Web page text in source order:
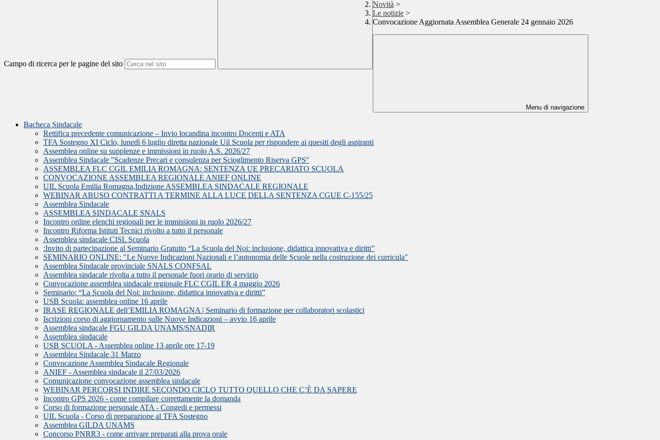
Campo di ricerca per le pagine del sito
Novità >
Le notizie >
Convocazione Aggiornata Assemblea Generale 24 gennaio 2026
Menu di navigazione
Bacheca Sindacale
Rettifica precedente comunicazione – Invio locandina incontro Docenti e ATA
TFA Sostegno XI Ciclo, lunedì 6 luglio diretta nazionale Uil Scuola per rispondere ai quesiti degli aspiranti
Assemblea online su supplenze e immissioni in ruolo A.S. 2026/27
Assemblea Sindacale "Scadenze Precari e consulenza per Scioglimento Riserva GPS"
ASSEMBLEA FLC CGIL EMILIA ROMAGNA: SENTENZA UE PRECARIATO SCUOLA
CONVOCAZIONE ASSEMBLEA REGIONALE ANIEF ONLINE
UIL Scuola Emilia Romagna,Indizione ASSEMBLEA SINDACALE REGIONALE
WEBINAR ABUSO CONTRATTI A TERMINE ALLA LUCE DELLA SENTENZA CGUE C‑155/25
Assemblea Sindacale
ASSEMBLEA SINDACALE SNALS
Incontro online elenchi regionali per le immissioni in ruolo 2026/27
Incontro Riforma Istituti Tecnici rivolto a tutto il personale
Assemblea sindacale CISL Scuola
:Invito di partecipazione al Seminario Gratuito “La Scuola del Noi: inclusione, didattica innovativa e diritti”
SEMINARIO ONLINE: "Le Nuove Indicazioni Nazionali e l’autonomia delle Scuole nella costruzione dei curricula"
Assemblea Sindacale provinciale SNALS CONFSAL
Assemblea sindacale rivolta a tutto il personale fuori orario di servizio
Convocazione assemblea sindacale regionale FLC CGIL ER 4 maggio 2026
Seminario: “La Scuola del Noi: inclusione, didattica innovativa e diritti”
USB Scuola: assemblea online 16 aprile
IRASE REGIONALE dell’EMILIA ROMAGNA | Seminario di formazione per collaboratori scolastici
Iscrizioni corso di aggiornamento sulle Nuove Indicazioni – avvio 16 aprile
Assemblea sindacale FGU GILDA UNAMS/SNADIR
Assemblea sindacale
USB SCUOLA - Assemblea online 13 aprile ore 17-19
Assemblea Sindacale 31 Marzo
Convocazione Assemblea Sindacale Regionale
ANIEF - Assemblea sindacale il 27/03/2026
Comunicazione convocazione assemblea sindacale
WEBINAR PERCORSI INDIRE SECONDO CICLO TUTTO QUELLO CHE C’È DA SAPERE
Incontro GPS 2026 - come compilare correttamente la domanda
Corso di formazione personale ATA - Congedi e permessi
UIL Scuola - Corso di preparazione al TFA Sostegno
Assemblea GILDA UNAMS
Concorso PNRR3 - come arrivare preparati alla prova orale